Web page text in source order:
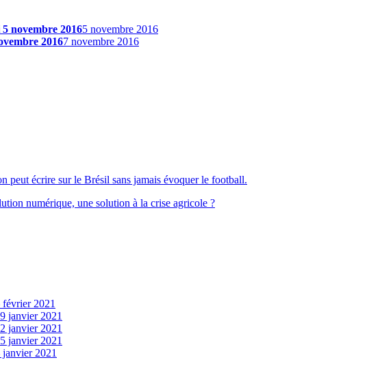
5 novembre 20165 novembre 2016
20167 novembre 2016
peut écrire sur le Brésil sans jamais évoquer le football.
numérique, une solution à la crise agricole ?
2021
janvier 2021
janvier 2021
janvier 2021
2021